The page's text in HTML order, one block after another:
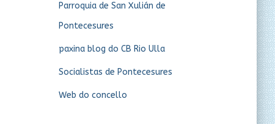
Parroquia de San Xulián de
Pontecesures
paxina blog do CB Rio Ulla
Socialistas de Pontecesures
Web do concello